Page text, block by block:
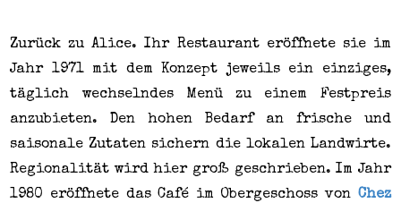
Zurück zu Alice. Ihr Restaurant eröffnete sie im
Jahr 1971 mit dem Konzept jeweils ein einziges,
täglich wechselndes Menü zu einem Festpreis
anzubieten. Den hohen Bedarf an frische und
saisonale Zutaten sichern die lokalen Landwirte.
Regionalität wird hier groß geschrieben. Im Jahr
1980 eröffnete das Café im Obergeschoss von Chez